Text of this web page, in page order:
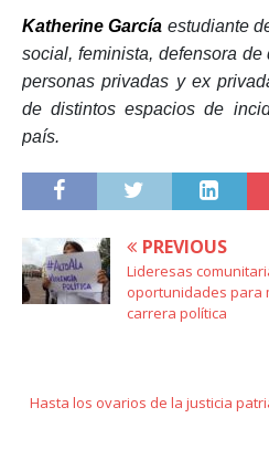
Katherine García estudiante
social, feminista, defensora
personas privadas y ex
de distintos espacios de
país.
PREVIOUS
Lideresas
oportunidades para
carrera política
Hasta los ovarios de la justicia